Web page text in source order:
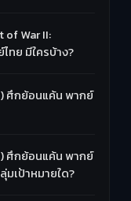
of War II:
ทย มีใครบ้าง?
ศึกย้อนแค้น พากย์
ศึกย้อนแค้น พากย์
มเป้าหมายใด?